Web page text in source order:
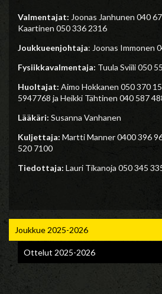
Valmentajat: Joonas Janhunen 040
Kaartinen 050 336 2316
Joukkueenjohtaja: Joonas Immonen
Fysiikkavalmentaja: Tuula Sviili 050
Huoltajat: Aimo Hokkanen 050 370
5947768 ja Heikki Tähtinen 040 587
Lääkäri: Susanna Vanhanen
Kuljettaja: Martti Manner 0400 396
520 7100
Tiedottaja: Lauri Tikanoja 050 345
Joukkue 2025-2026
Ottelut 2025-2026